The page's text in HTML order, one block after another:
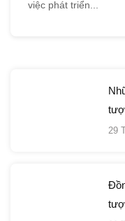
việc phát triển...
29